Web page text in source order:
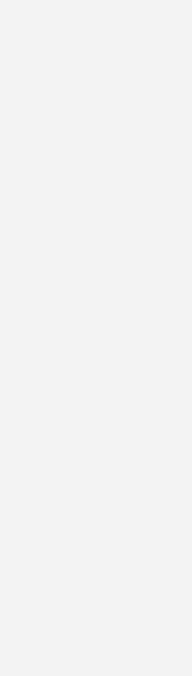
den Ventana-
als
soll